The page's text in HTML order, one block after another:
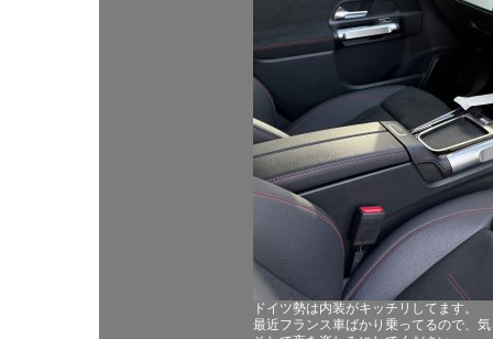
ドイツ勢は内装がキッチリしてます。
最近フランス車ばかり乗ってるので、